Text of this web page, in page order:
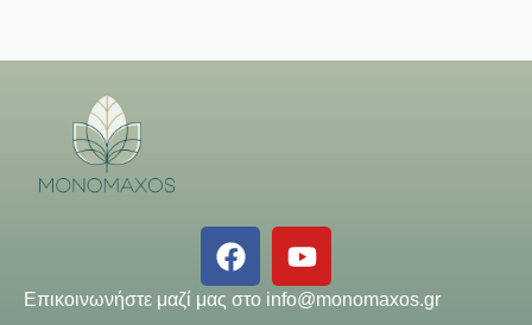
Επικοινωνήστε μαζί μας στο info@monomaxos.gr